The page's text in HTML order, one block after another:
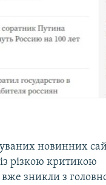
новинних
із різкою критикою
зникли з